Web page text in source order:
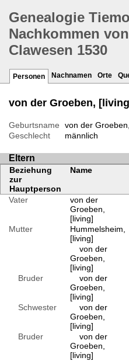
Genealogie
Nachkommen
Clawesen 1530
Personen Nachnamen Orte
von der Groeben,
Geburtsname
von der
Geschlecht
männlich
Eltern
Beziehung
zur
Hauptperson
Name
Vater
von der
Groeben,
[living]
Mutter
Hummelsheim,
[living]
von der
Groeben,
[living]
Bruder
von der
Groeben,
[living]
Schwester
von der
Groeben,
[living]
Bruder
von der
Groeben,
[living]